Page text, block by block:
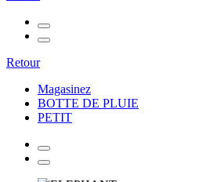
Retour
Magasinez
BOTTE DE PLUIE
PETIT